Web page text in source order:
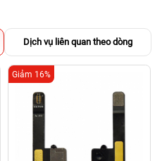
Dịch vụ liên quan theo dòng
Giảm 16%